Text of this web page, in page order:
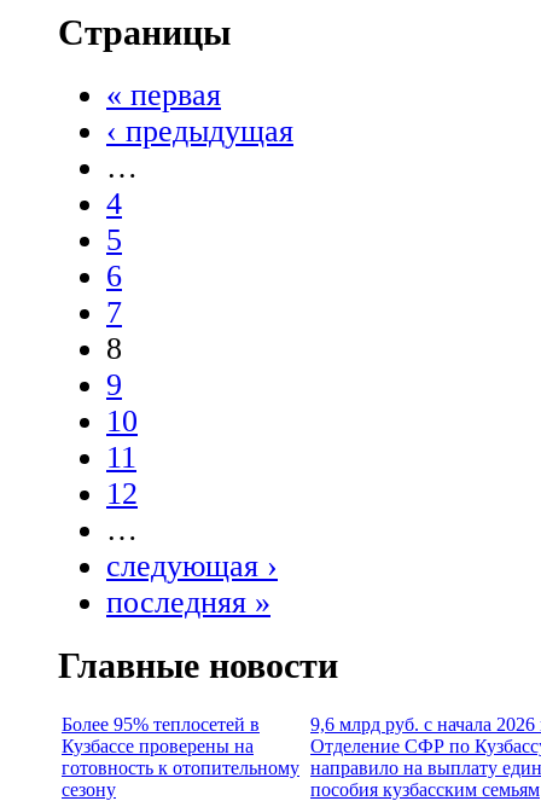
Страницы
« первая
‹ предыдущая
…
4
5
6
7
8
9
10
11
12
…
следующая ›
последняя »
Главные новости
Более 95% теплосетей в
Кузбассе проверены на
готовность к отопительному
сезону
9,6 млрд руб. с начала 2026
Отделение СФР по
направило на выплату
пособия кузбасским семьям